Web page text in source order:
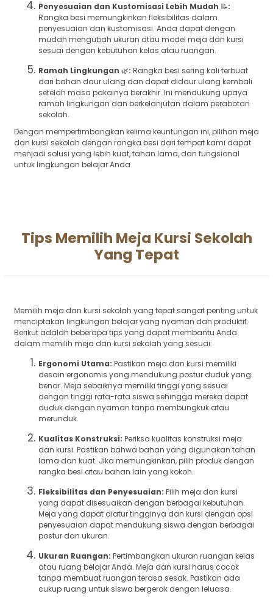
Penyesuaian dan Kustomisasi Lebih Mudah 📝:
Rangka besi memungkinkan fleksibilitas dalam
penyesuaian dan kustomisasi. Anda dapat dengan
mudah mengubah ukuran atau model meja dan kursi
sesuai dengan kebutuhan kelas atau ruangan.
Ramah Lingkungan 🌿: Rangka besi sering kali terbuat
dari bahan daur ulang dan dapat didaur ulang kembali
setelah masa pakainya berakhir. Ini mendukung upaya
ramah lingkungan dan berkelanjutan dalam perabotan
sekolah.
Dengan mempertimbangkan kelima keuntungan ini, pilihan meja
dan kursi sekolah dengan rangka besi dari tempat kami dapat
menjadi solusi yang lebih kuat, tahan lama, dan fungsional
untuk lingkungan belajar Anda.
Tips Memilih Meja Kursi Sekolah
Yang Tepat
Memilih meja dan kursi sekolah yang tepat sangat penting untuk
menciptakan lingkungan belajar yang nyaman dan produktif.
Berikut adalah beberapa tips yang dapat membantu Anda
dalam memilih meja dan kursi sekolah yang sesuai:
Ergonomi Utama: Pastikan meja dan kursi memiliki
desain ergonomis yang mendukung postur duduk yang
benar. Meja sebaiknya memiliki tinggi yang sesuai
dengan tinggi rata-rata siswa sehingga mereka dapat
duduk dengan nyaman tanpa membungkuk atau
merunduk.
Kualitas Konstruksi: Periksa kualitas konstruksi meja
dan kursi. Pastikan bahwa bahan yang digunakan tahan
lama dan kuat. Jika memungkinkan, pilih produk dengan
rangka besi atau bahan lain yang kokoh.
Fleksibilitas dan Penyesuaian: Pilih meja dan kursi
yang dapat disesuaikan dengan berbagai kebutuhan.
Meja yang dapat diatur tingginya dan kursi dengan opsi
penyesuaian dapat mendukung siswa dengan berbagai
postur dan ukuran.
Ukuran Ruangan: Pertimbangkan ukuran ruangan kelas
atau ruang belajar Anda. Meja dan kursi harus cocok
tanpa membuat ruangan terasa sesak. Pastikan ada
cukup ruang untuk siswa bergerak dengan leluasa.